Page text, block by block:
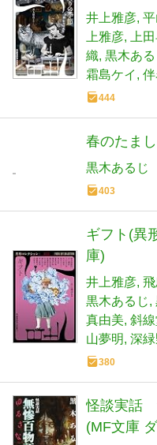
井上雅彦
上雅彦
上
織 黒木ある
霜島ケイ
444
春のたま
黒木あるじ
403
ギフト(異
庫)
井上雅彦
黒木あるじ
真由美 斜
山夢明
怪談実話